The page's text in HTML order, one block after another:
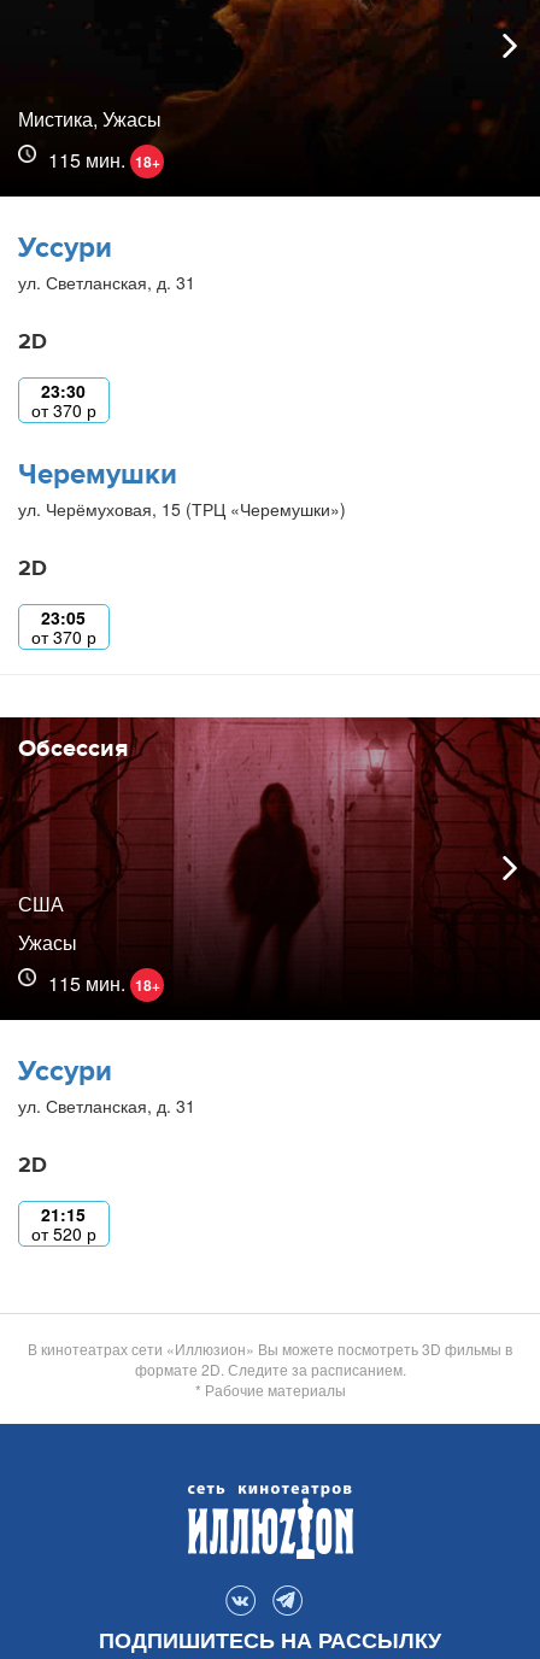
Мистика, Ужасы
115 мин. 18+
Уссури
ул. Светланская, д. 31
2D
23:30
от370 р
Черемушки
ул. Черёмуховая, 15 (ТРЦ «Черемушки»)
2D
23:05
от370 р
Обсессия
США
Ужасы
115 мин. 18+
Уссури
ул. Светланская, д. 31
2D
21:15
от520 р
В кинотеатрах сети «Иллюзион» Вы можете посмотреть 3D фильмы в
формате 2D. Следите за расписанием.
* Рабочие материалы
ПОДПИШИТЕСЬ НА РАССЫЛКУ